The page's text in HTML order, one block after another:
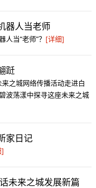
器人当老师
当“老师”？ [详细]
跹
之城网络传播活动走进白
波荡漾中探寻这座未来之城
家日记
]
未来之城发展新篇